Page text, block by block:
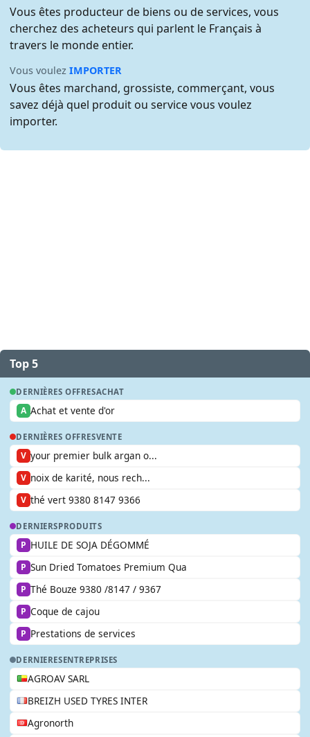
Vous êtes producteur de biens ou de services, vous
cherchez des acheteurs qui parlent le Français à
travers le monde entier.
Vous voulezIMPORTER
Vous êtes marchand, grossiste, commerçant, vous
savez déjà quel produit ou service vous voulez
importer.
Top 5
DERNIÈRES OFFRESACHAT
A Achat et vente d'or
DERNIÈRES OFFRESVENTE
V your premier bulk argan o...
V noix de karité, nous rech...
V thé vert 9380 8147 9366
DERNIERSPRODUITS
P HUILE DE SOJA DÉGOMMÉ
P Sun Dried Tomatoes Premium Qua
P Thé Bouze 9380 /8147 / 9367
P Coque de cajou
P Prestations de services
DERNIERESENTREPRISES
AGROAV SARL
BREIZH USED TYRES INTER
Agronorth